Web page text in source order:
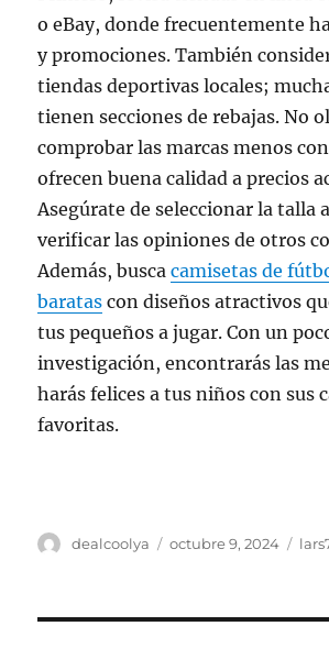
o eBay, donde frecuentemente
y promociones. También
tiendas deportivas locales;
tienen secciones de rebajas. No
comprobar las marcas menos
ofrecen buena calidad a precios
Asegúrate de seleccionar la talla
verificar las opiniones de otros
Además, buscacamisetas de
baratas con diseños atractivos
tus pequeños a jugar. Con un
investigación, encontrarás las
harás felices a tus niños con sus
favoritas.
Autor
dealcoolya
Publicado
octubre 9, 2024